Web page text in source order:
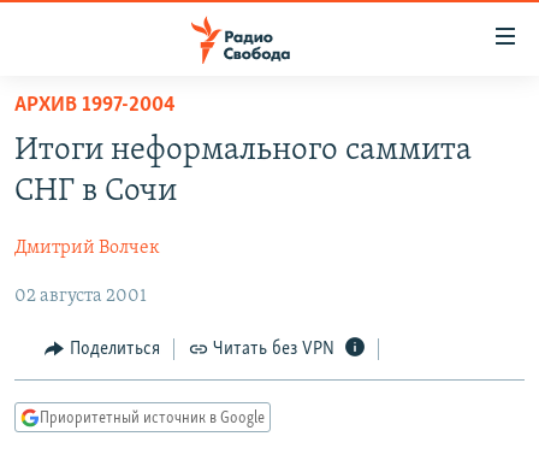
упрощенного
доступа
Вернуться
основному
Вернутся
главной
навигации
Вернутся
ЦИТАТЫ СВОБОДЫ
МНЕНИЯ
КУЛЬТУРА
IDEL.РЕАЛИИ
КАВКАЗ.РЕАЛИИ
АРХИВ 1997-2004
Итоги неформального саммита
СНГ в Сочи
Дмитрий Волчек
02 августа 2001
Поделиться Читать без VPN
Приоритетный источник в Google